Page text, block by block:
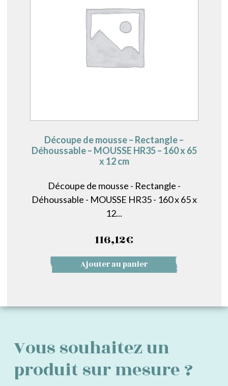
Découpe de mousse – Rectangle –
Déhoussable – MOUSSE HR35 – 160 x 65
x 12 cm
Découpe de mousse - Rectangle -
Déhoussable - MOUSSE HR35 - 160 x 65 x
12...
116,12€
Ajouter au panier
Vous souhaitez un
produit sur mesure ?